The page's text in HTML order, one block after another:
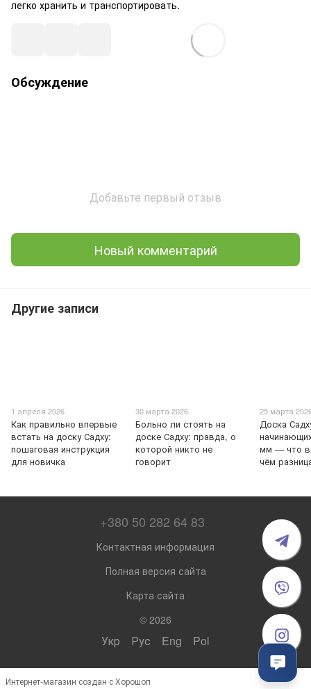
легко хранить и транспортировать.
Обсуждение
Добавьте первый отзыв
Новый комментарий
Другие записи
1 апреля 2026
Как правильно впервые
встать на доску Садху:
пошаговая инструкция
для новичка
30 марта 2026
Больно ли стоять на
доске Садху: правда, о
которой никто не
говорит
25 марта
Доска
мм — что
чём
+380 50 282 64 83
Контактная информация
Полная версия сайта
Карта сайта
© 2026
Укр Рус Eng Pol
Интернет-магазин создан с Хорошоп